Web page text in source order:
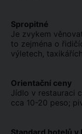
Spropitné
Je zvykem
to zejména o
výletech,
Orientační ceny
Jídlo v restauraci
cca 10-20 peso;
Standard hotelů